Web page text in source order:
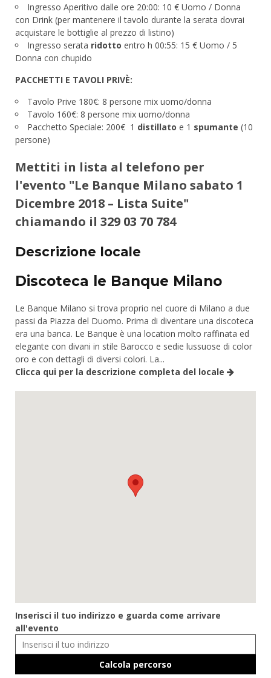
Ingresso Aperitivo dalle ore 20:00: 10 € Uomo / Donna
con Drink (per mantenere il tavolo durante la serata dovrai
acquistare le bottiglie al prezzo di listino)
Ingresso serata ridotto entro h 00:55: 15 € Uomo / 5
Donna con chupido
PACCHETTI E TAVOLI PRIVÈ:
Tavolo Prive 180€: 8 persone mix uomo/donna
Tavolo 160€: 8 persone mix uomo/donna
Pacchetto Speciale: 200€ 1 distillato e 1 spumante (10
persone)
Mettiti in lista al telefono per
l'evento "Le Banque Milano sabato 1
Dicembre 2018 – Lista Suite"
chiamando il 329 03 70 784
Descrizione locale
Discoteca le Banque Milano
Le Banque Milano si trova proprio nel cuore di Milano a due
passi da Piazza del Duomo. Prima di diventare una discoteca
era una banca. Le Banque è una location molto raffinata ed
elegante con divani in stile Barocco e sedie lussuose di color
oro e con dettagli di diversi colori. La...
Clicca qui per la descrizione completa del locale
Inserisci il tuo indirizzo e guarda come arrivare
all'evento